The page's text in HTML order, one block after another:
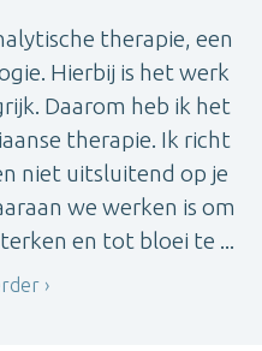
therapie, een
Hierbij is het werk
Daarom heb ik het
therapie. Ik richt
niet uitsluitend op je
we werken is om
en tot bloei te ...